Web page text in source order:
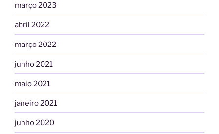
março 2023
abril 2022
março 2022
junho 2021
maio 2021
janeiro 2021
junho 2020